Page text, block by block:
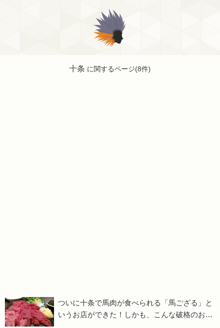
十条 に関するページ(8件)
ついに十条で馬肉が食べられる「馬ござる」と
いうお店ができた！しかも、こんな破格のお値